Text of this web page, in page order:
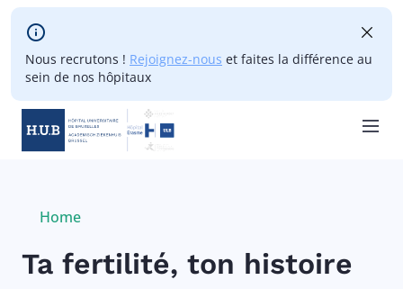
Skip to main content
Nous recrutons ! Rejoignez-nous et faites la différence au
sein de nos hôpitaux
Breadcrumb
Current:
Home
Ta fertilité, ton histoire